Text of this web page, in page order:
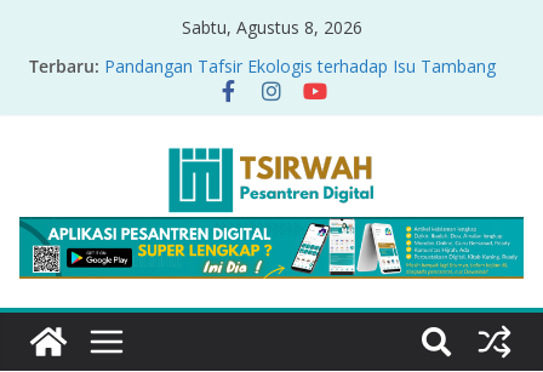
Sabtu, Agustus 8, 2026
Terbaru: Pandangan Tafsir Ekologis terhadap Isu Tambang
Nikel di Raja Ampat
PRODUK RELASI KUASA-IDIOLOGI PADA TAFSIR
Sirah Nabawiyah
Oversharing dan Privasi dalam Al-Qur’an: “Ketika
Ayat Bicara Soal Curhat di Sosmed”
Menyikapi Fatherless, Kisah Lukman Menjadi
Cerminan